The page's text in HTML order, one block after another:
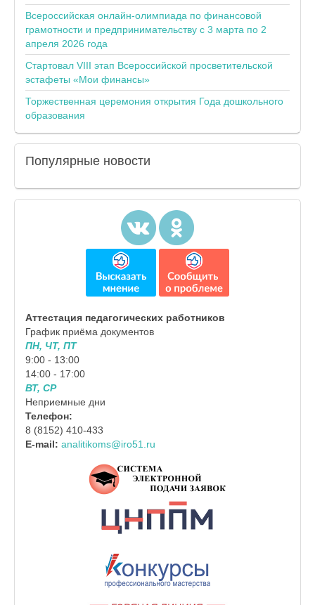
Всероссийская онлайн-олимпиада по финансовой
грамотности и предпринимательству с 3 марта по 2
апреля 2026 года
Стартовал VIII этап Всероссийской просветительской
эстафеты «Мои финансы»
Торжественная церемония открытия Года дошкольного
образования
Популярные новости
Аттестация педагогических работников
График приёма документов
ПН, ЧТ, ПТ
9:00 - 13:00
14:00 - 17:00
ВТ, СР
Неприемные дни
Телефон:
8 (8152) 410-433
E-mail: analitikoms@iro51.ru